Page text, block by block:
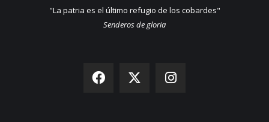
"La patria es el último refugio de los cobardes"
Senderos de gloria